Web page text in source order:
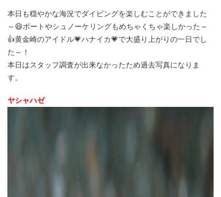
本日も穏やかな海況でダイビングを楽しむことができました
～😄ボートやシュノーケリングもめちゃくちゃ楽しかった～
👍黄金崎のアイドル💗ハナイカ💗で大盛り上がりの一日でし
た～！
本日はスタッフ調査が出来なかったため過去写真になりま
す。
ヤシャハゼ